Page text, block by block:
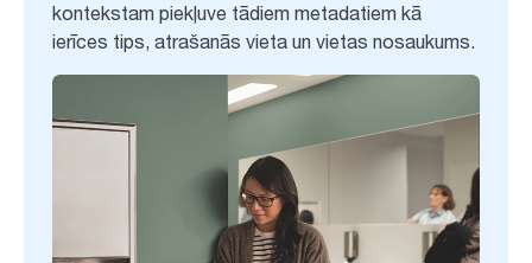
kontekstam piekļuve tādiem metadatiem kā
ierīces tips, atrašanās vieta un vietas nosaukums.